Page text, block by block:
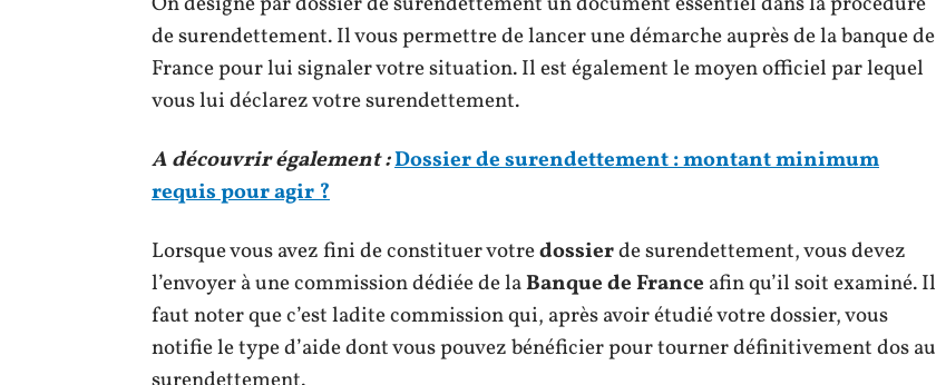
de surendettement. Il vous permettre de lancer une démarche auprès de la banque de
France pour lui signaler votre situation. Il est également le moyen officiel par lequel
vous lui déclarez votre surendettement.
A découvrir également :Dossier de surendettement : montant minimum
requis pour agir ?
Lorsque vous avez fini de constituer votredossierde surendettement, vous devez
l’envoyer à une commission dédiée de laBanque de France afin qu’il soit examiné. Il
faut noter que c’est ladite commission qui, après avoir étudié votre dossier, vous
notifie le type d’aide dont vous pouvez bénéficier pour tourner définitivement dos au